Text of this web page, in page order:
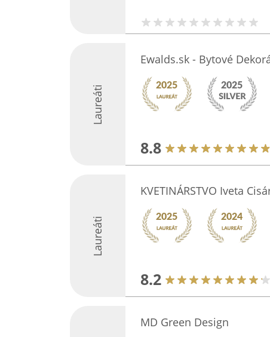
Laureáti
Ewalds.sk - Bytové
8.8
Laureáti
KVETINÁRSTVO Iveta
8.2
MD Green Design